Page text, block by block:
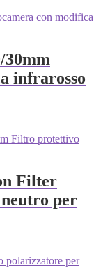
30mm
infrarosso
Filter
per